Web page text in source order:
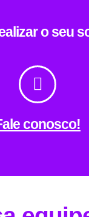
o seu
conosco!